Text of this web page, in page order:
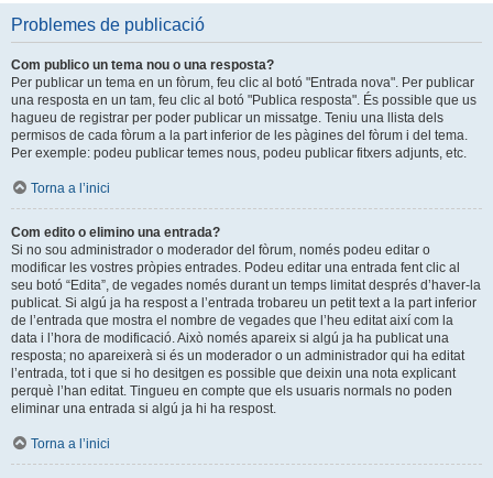
Problemes de publicació
Com publico un tema nou o una resposta?
Per publicar un tema en un fòrum, feu clic al botó "Entrada nova". Per publicar
una resposta en un tam, feu clic al botó "Publica resposta". És possible que us
hagueu de registrar per poder publicar un missatge. Teniu una llista dels
permisos de cada fòrum a la part inferior de les pàgines del fòrum i del tema.
Per exemple: podeu publicar temes nous, podeu publicar fitxers adjunts, etc.
Torna a l’inici
Com edito o elimino una entrada?
Si no sou administrador o moderador del fòrum, només podeu editar o
modificar les vostres pròpies entrades. Podeu editar una entrada fent clic al
seu botó “Edita”, de vegades només durant un temps limitat després d’haver-la
publicat. Si algú ja ha respost a l’entrada trobareu un petit text a la part inferior
de l’entrada que mostra el nombre de vegades que l’heu editat així com la
data i l’hora de modificació. Això només apareix si algú ja ha publicat una
resposta; no apareixerà si és un moderador o un administrador qui ha editat
l’entrada, tot i que si ho desitgen es possible que deixin una nota explicant
perquè l’han editat. Tingueu en compte que els usuaris normals no poden
eliminar una entrada si algú ja hi ha respost.
Torna a l’inici